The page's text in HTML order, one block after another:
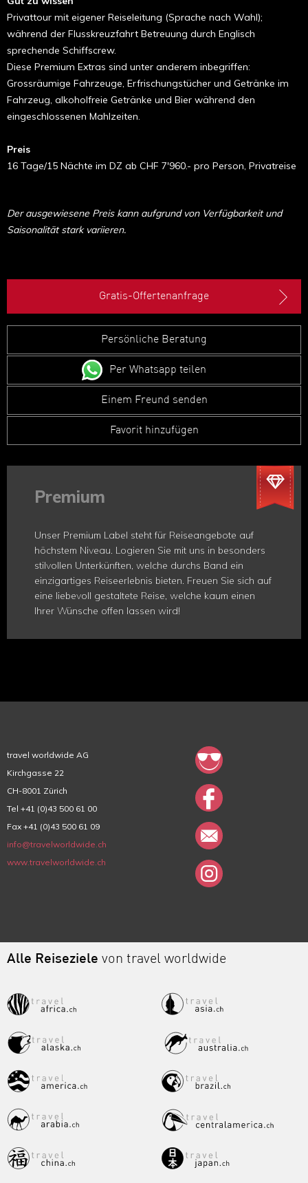
Privattour mit eigener Reiseleitung (Sprache nach Wahl);
während der Flusskreuzfahrt Betreuung durch Englisch
sprechende Schiffscrew.
Diese Premium Extras sind unter anderem inbegriffen:
Grossräumige Fahrzeuge, Erfrischungstücher und Getränke im
Fahrzeug, alkoholfreie Getränke und Bier während den
eingeschlossenen Mahlzeiten.
Preis
16 Tage/15 Nächte im DZ ab CHF 7'960.- pro Person, Privatreise
Der ausgewiesene Preis kann aufgrund von Verfügbarkeit und
Saisonalität stark variieren.
Gratis-Offertenanfrage
Persönliche Beratung
Per Whatsapp teilen
Einem Freund senden
Favorit hinzufügen
Premium
Unser Premium Label steht für Reiseangebote auf
höchstem Niveau. Logieren Sie mit uns in besonders
stilvollen Unterkünften, welche durchs Band ein
einzigartiges Reiseerlebnis bieten. Freuen Sie sich auf
eine liebevoll gestaltete Reise, welche kaum einen
Ihrer Wünsche offen lassen wird!
travel worldwide AG
Kirchgasse 22
CH-8001 Zürich
Tel +41 (0)43 500 61 00
Fax +41 (0)43 500 61 09
info@travelworldwide.ch
www.travelworldwide.ch
Alle Reiseziele von travel worldwide